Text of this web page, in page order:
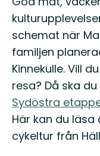
schemat när
familjen
Kinnekulle. Vill
resa? Då ska
Sydöstra
Här kan du
cykeltur från